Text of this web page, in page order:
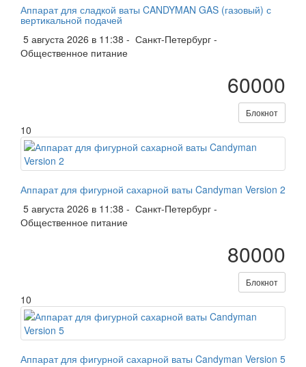
Аппарат для сладкой ваты CANDYMAN GAS (газовый) с
вертикальной подачей
5 августа 2026 в 11:38 - Санкт-Петербург -
Общественное питание
60000
Блокнот
10
Аппарат для фигурной сахарной ваты Candyman Version 2
5 августа 2026 в 11:38 - Санкт-Петербург -
Общественное питание
80000
Блокнот
10
Аппарат для фигурной сахарной ваты Candyman Version 5